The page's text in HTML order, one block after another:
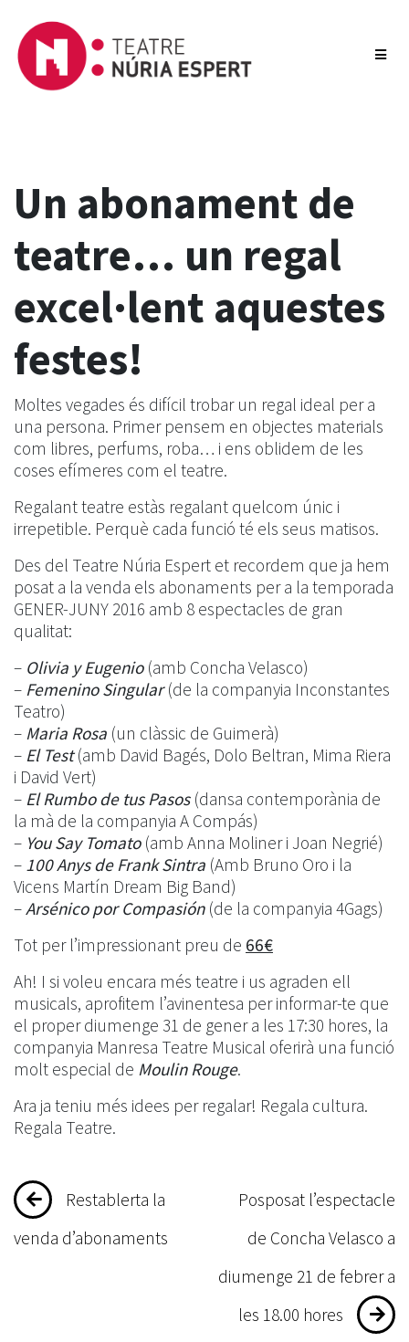
Un abonament de
teatre… un regal
excel·lent aquestes
festes!
Moltes vegades és difícil trobar un regal ideal per a
una persona. Primer pensem en objectes materials
com libres, perfums, roba… i ens oblidem de les
coses efímeres com el teatre.
Regalant teatre estàs regalant quelcom únic i
irrepetible. Perquè cada funció té els seus matisos.
Des del Teatre Núria Espert et recordem que ja hem
posat a la venda els abonaments per a la temporada
GENER-JUNY 2016 amb 8 espectacles de gran
qualitat:
– Olivia y Eugenio(amb Concha Velasco)
– Femenino Singular(de la companyia Inconstantes
Teatro)
– Maria Rosa (un clàssic de Guimerà)
– El Test(amb David Bagés, Dolo Beltran, Mima Riera
i David Vert)
– El Rumbo de tus Pasos(dansa contemporània de
la mà de la companyia A Compás)
– You Say Tomato(amb Anna Moliner i Joan Negrié)
– 100 Anys de Frank Sintra (Amb Bruno Oro i la
Vicens Martín Dream Big Band)
–Arsénico por Compasión(de la companyia 4Gags)
Tot per l’impressionant preu de 66€
Ah! I si voleu encara més teatre i us agraden ell
musicals, aprofitem l’avinentesa per informar-te que
el proper diumenge 31 de gener a les 17:30 hores, la
companyia Manresa Teatre Musical oferirà una funció
molt especial de Moulin Rouge.
Ara ja teniu més idees per regalar! Regala cultura.
Regala Teatre.
Navegació
d'entrades
Restablerta la
venda d’abonaments
Posposat l’espectacle
de Concha Velasco a
diumenge 21 de febrer a
les 18.00 hores